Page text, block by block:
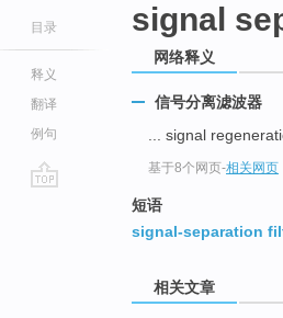
目录
释义
翻译
例句
signal
网络释义
信号分离滤波器
... signal
基于8个网页-相关网页
短语
signal-separation
相关文章